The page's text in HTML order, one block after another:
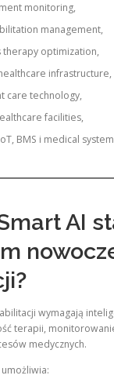
monitoring,
management,
therapy optimization,
infrastructure,
care technology,
facilities,
BMS i medical
AI
wymagają
terapii,
medycznych.